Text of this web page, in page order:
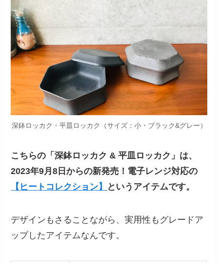
深鉢ロッカク・平皿ロッカク（サイズ：小・ブラック&グレー）
こちらの「深鉢ロッカク & 平皿ロッカク」は、
2023年9月8日からの新発売！電子レンジ対応の
【ヒートコレクション】
というアイテムです。
デザインもさることながら、実用性もグレードア
ップしたアイテムなんです。